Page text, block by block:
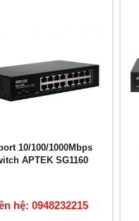
10/100/1000Mbps
APTEK SG1160
hệ: 0948232215